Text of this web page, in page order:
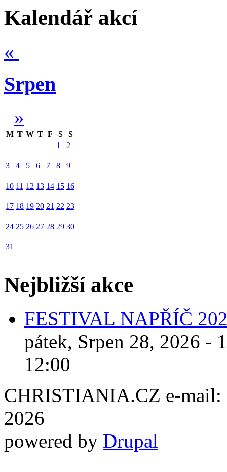
Kalendář akcí
«
Srpen
»
M T W T F S
S
1
2
3 4 5 6 7 8 9
10 11 12 13 14 15 16
17 18 19 20 21 22 23
24 25 26 27 28 29 30
31
Nejbližší akce
FESTIVAL NAPŘÍČ
pátek, Srpen 28, 2026 -
12:00
CHRISTIANIA.CZ e-mail:
2026
powered by Drupal